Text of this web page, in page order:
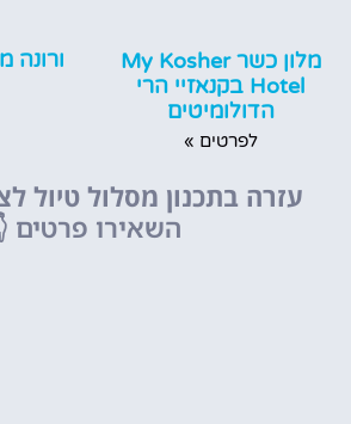
מלון כשר My Kosher
Hotel בקנאזיי הרי
הדולומיטים
לפרטים »
ורונה
עזרה בתכנון מסלול טיול
השאירו פרטים